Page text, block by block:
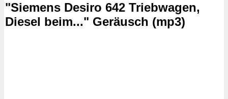
"Siemens Desiro 642 Triebwagen,
Diesel beim..." Geräusch (mp3)